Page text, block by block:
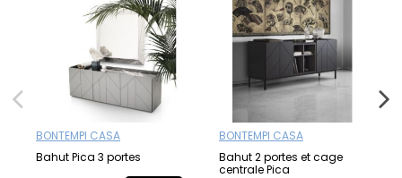
BONTEMPI CASA
Bahut Pica 3 portes
BONTEMPI CASA
Bahut 2 portes et cage
centrale Pica